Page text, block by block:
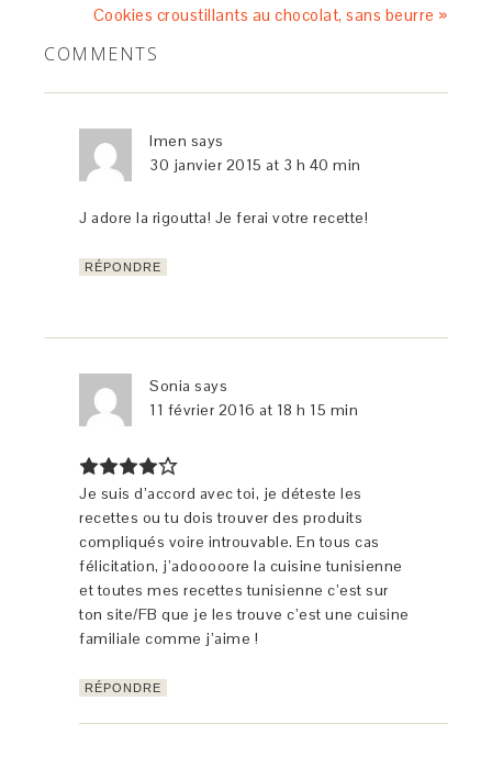
Cookies croustillants au chocolat, sans beurre »
COMMENTS
Imen says
30 janvier 2015 at 3 h 40 min
J adore la rigoutta! Je ferai votre recette!
RÉPONDRE
Sonia says
11 février 2016 at 18 h 15 min
Je suis d’accord avec toi, je déteste les
recettes ou tu dois trouver des produits
compliqués voire introuvable. En tous cas
félicitation, j’adooooore la cuisine tunisienne
et toutes mes recettes tunisienne c’est sur
ton site/FB que je les trouve c’est une cuisine
familiale comme j’aime !
RÉPONDRE